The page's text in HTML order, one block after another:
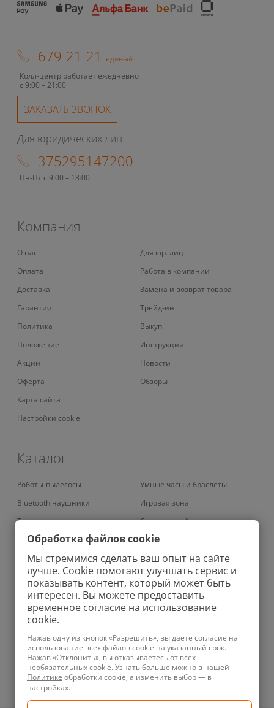
679-21-21
единый
Колл-центр работает ежедневно
с 9:00 – 21:00
ЗАКАЗАТЬ ЗВОНОК
Для юридических лиц
375295147200
Пн-Пт с 9:00 – 18:00
Компания
О нас
Оплата
Доставка
Гарантия
Политика
Положение
Акции
Оферта
Карта сайта
Настройки cookie
Для юр. лиц
Работа в компании
Замена и возврат товара
Трейд-ин
Выкуп
Инструкции
Новости
Обзоры
Каталог
Роботы-пылесосы
Bluetooth наушники
Телевизоры
Умные кондиционеры
Вертикальные пылесосы
Роботы-мойщики окон
Колонки
Проекторы
Планшеты
Телефоны
Техника для уборки
Умные часы и браслеты
Игровая зона
Смарт-устройства
Умный дом
Аудио
Фены
Ирригаторы
Зубные щетки
Зарядные устройства
Бритвы
Обработка файлов cookie
Мы стремимся сделать ваш опыт на сайте
лучше. Cookie помогают улучшать сервис и
показывать контент, который может быть
интересен. Вы можете предоставить
временное согласие на использование
cookie.
Нажав одну из кнопок «Разрешить», вы даете согласие на
использование всех файлов cookie на указанный срок.
Нажав «Отклонить», вы отказываетесь от всех
необязательных cookie. Узнать больше можно в нашей
Политике обработки cookie, а изменить выбор — в
настройках.